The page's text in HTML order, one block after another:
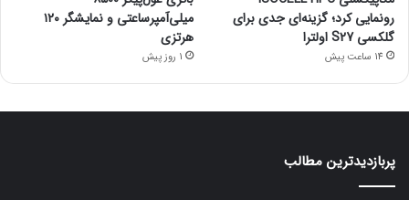
رونمایی کرد؛ گزینه‌ای جدی برای
گلکسی S27 اولترا
14 ساعت پیش
میلی‌آمپرساعتی و نمایشگر ۱۲۰
هرتزی
1 روز پیش
پربازدیدترین مطالب